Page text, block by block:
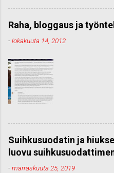
Raha, bloggaus ja
-lokakuuta 14, 2012
Suihkusuodatin ja
luovu
-marraskuuta 25, 2019